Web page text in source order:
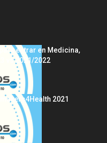
entrar en Medicina,
vs 2021/2022
2021